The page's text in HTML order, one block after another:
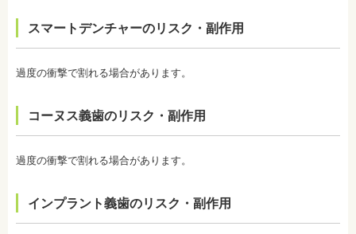
・白さを維持するためにはメンテナンスが必要にな
・ホワイトニングは、歯の表面が荒れる、知覚過敏
ケチャップなど避けたほうがいい飲み物、食事があ
監修医情報 医療法人社団日坂会 理事長 日坂充宏
日本大学歯学部卒業
日本大学歯学部口腔外科第２講座大学院卒業
歯学博士（口腔外科学）
スマートデンチャーのリスク・副作用
過度の衝撃で割れる場合があります。
コーヌス義歯のリスク・副作用
過度の衝撃で割れる場合があります。
インプラント義歯のリスク・副作用